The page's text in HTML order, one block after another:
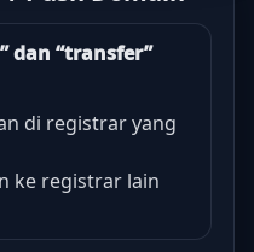
dan “transfer”
di registrar yang
ke registrar lain